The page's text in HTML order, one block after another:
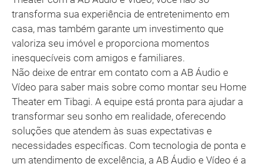
transforma sua experiência de entretenimento em
casa, mas também garante um investimento que
valoriza seu imóvel e proporciona momentos
inesquecíveis com amigos e familiares.
Não deixe de entrar em contato com a AB Áudio e
Vídeo para saber mais sobre como montar seu Home
Theater em Tibagi. A equipe está pronta para ajudar a
transformar seu sonho em realidade, oferecendo
soluções que atendem às suas expectativas e
necessidades específicas. Com tecnologia de ponta e
um atendimento de excelência, a AB Áudio e Vídeo é a